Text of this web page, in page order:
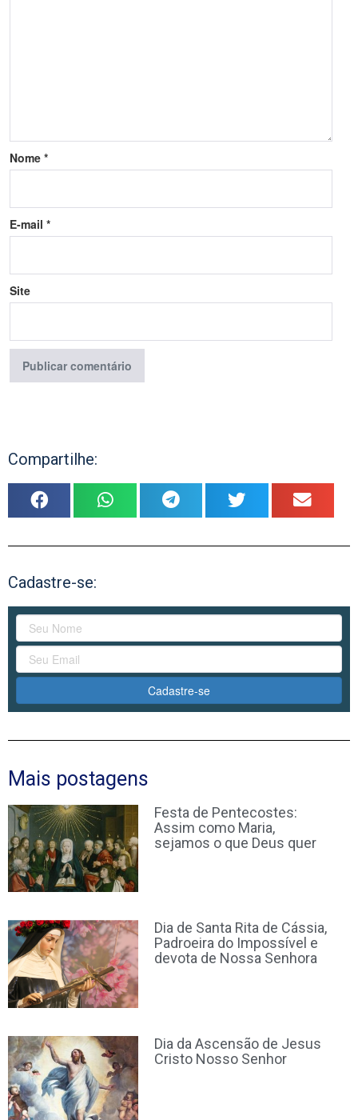
Nome *
E-mail *
Site
Compartilhe:
Cadastre-se:
Cadastre-se
Mais postagens
Festa de Pentecostes:
Assim como Maria,
sejamos o que Deus quer
Dia de Santa Rita de Cássia,
Padroeira do Impossível e
devota de Nossa Senhora
Dia da Ascensão de Jesus
Cristo Nosso Senhor